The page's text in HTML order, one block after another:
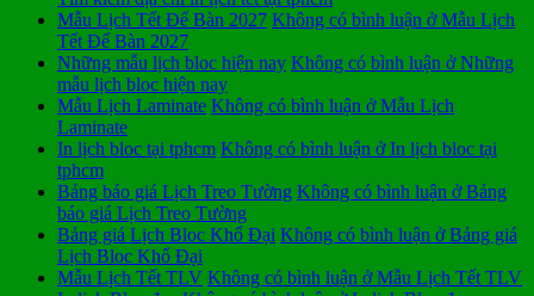
Mẫu Lịch Tết Để Bàn 2027 Không có bình luận ở Mẫu Lịch
Tết Để Bàn 2027
Những mẫu lịch bloc hiện nay Không có bình luận ở Những
mẫu lịch bloc hiện nay
Mẫu Lịch Laminate Không có bình luận ở Mẫu Lịch
Laminate
In lịch bloc tại tphcm Không có bình luận ở In lịch bloc tại
tphcm
Bảng báo giá Lịch Treo Tường Không có bình luận ở Bảng
báo giá Lịch Treo Tường
Bảng giá Lịch Bloc Khổ Đại Không có bình luận ở Bảng giá
Lịch Bloc Khổ Đại
Mẫu Lịch Tết TLV Không có bình luận ở Mẫu Lịch Tết TLV